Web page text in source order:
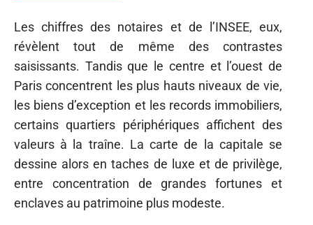
Les chiffres des notaires et de l’INSEE, eux,
révèlent tout de même des contrastes
saisissants. Tandis que le centre et l’ouest de
Paris concentrent les plus hauts niveaux de vie,
les biens d’exception et les records immobiliers,
certains quartiers périphériques affichent des
valeurs à la traîne. La carte de la capitale se
dessine alors en taches de luxe et de privilège,
entre concentration de grandes fortunes et
enclaves au patrimoine plus modeste.